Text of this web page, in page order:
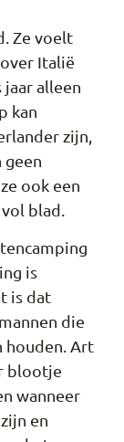
Ze voelt
Italië
jaar alleen
kan
zijn,
geen
ook een
blad.
is
is dat
die
houden. Art
blootje
wanneer
en